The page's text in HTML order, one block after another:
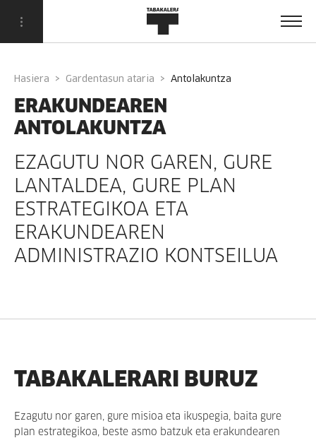
Hasiera Gardentasun ataria antolakuntza
ERAKUNDEAREN
ANTOLAKUNTZA
EZAGUTU NOR GAREN, GURE
LANTALDEA, GURE PLAN
ESTRATEGIKOA ETA
ERAKUNDEAREN
ADMINISTRAZIO KONTSEILUA
TABAKALERARI BURUZ
Ezagutu nor garen, gure misioa eta ikuspegia, baita gure
plan estrategikoa, beste asmo batzuk eta erakundearen